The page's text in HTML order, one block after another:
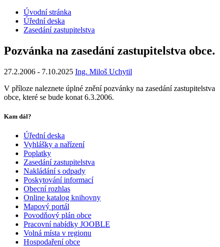
Úvodní stránka
Úřední deska
Zasedání zastupitelstva
Pozvánka na zasedání zastupitelstva obce.
27.2.2006 - 7.10.2025 Ing. Miloš Uchytil
V příloze naleznete úplné znění pozvánky na zasedání zastupitelstva
obce, které se bude konat 6.3.2006.
Kam dál?
Úřední deska
Vyhlášky a nařízení
Poplatky
Zasedání zastupitelstva
Nakládání s odpady
Poskytování informací
Obecní rozhlas
Online katalog knihovny
Mapový portál
Povodňový plán obce
Pracovní nabídky JOOBLE
Volná místa v regionu
Hospodaření obce